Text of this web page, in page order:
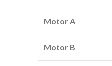
Motor A
Motor B